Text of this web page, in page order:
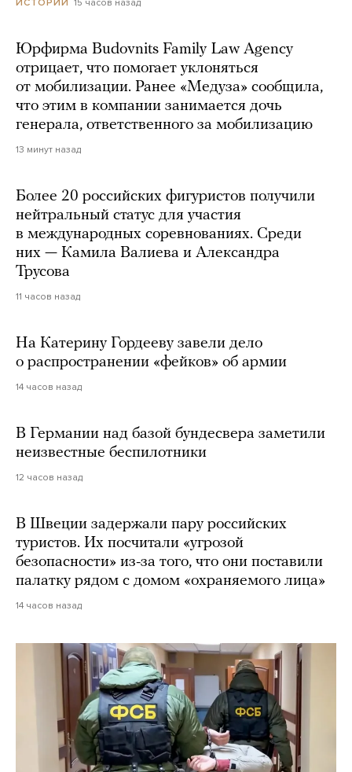
ИСТОРИИ 15 часов назад
Юрфирма Budovnits Family Law Agency
отрицает, что помогает уклоняться
от мобилизации. Ранее «Медуза» сообщила,
что этим в компании занимается дочь
генерала, ответственного за мобилизацию
13 минут назад
Более 20 российских фигуристов получили
нейтральный статус для участия
в международных соревнованиях. Среди
них — Камила Валиева и Александра
Трусова
11 часов назад
На Катерину Гордееву завели дело
о распространении «фейков» об армии
14 часов назад
В Германии над базой бундесвера заметили
неизвестные беспилотники
12 часов назад
В Швеции задержали пару российских
туристов. Их посчитали «угрозой
безопасности» из-за того, что они поставили
палатку рядом с домом «охраняемого лица»
14 часов назад